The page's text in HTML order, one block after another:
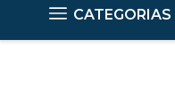
CATEGORIAS